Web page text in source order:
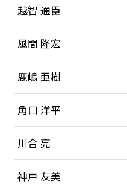
越智 通臣
風間 隆宏
鹿嶋 亜樹
角口 洋平
川合 亮
神戸 友美